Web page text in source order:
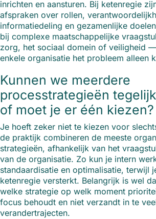
inrichten en aansturen. Bij ketenregie
afspraken over rollen,
informatiedeling en gezamenlijke
bij complexe maatschappelijke
zorg, het sociaal domein of veiligheid
enkele organisatie het probleem alleen
Kunnen we meerdere
processtrategieën
of moet je er één kiezen?
Je hoeft zeker niet te kiezen voor
de praktijk combineren de meeste
strategieën, afhankelijk van het
van de organisatie. Zo kun je intern
standaardisatie en optimalisatie, terwijl
ketenregie versterkt. Belangrijk is wel
welke strategie op welk moment
focus behoudt en niet verzandt in te
verandertrajecten.